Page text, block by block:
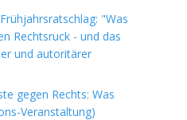
"Was
Rechtsruck - und das
und autoritärer
gegen Rechts: Was
Veranstaltung)